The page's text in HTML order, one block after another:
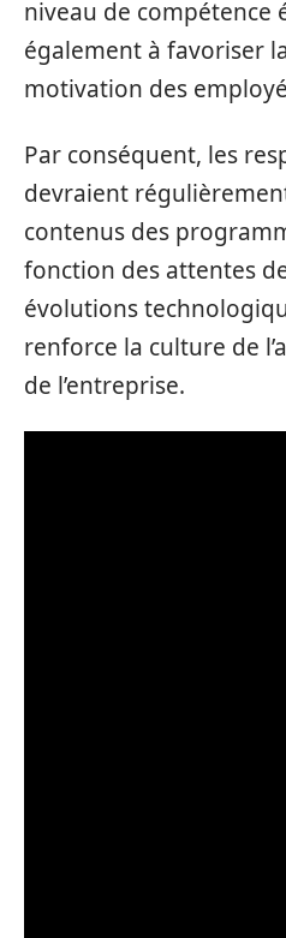
niveau de compétence
également à favoriser
motivation des
Par conséquent, les
devraient
contenus des
fonction des attentes
évolutions
renforce la culture de
de l’entreprise.